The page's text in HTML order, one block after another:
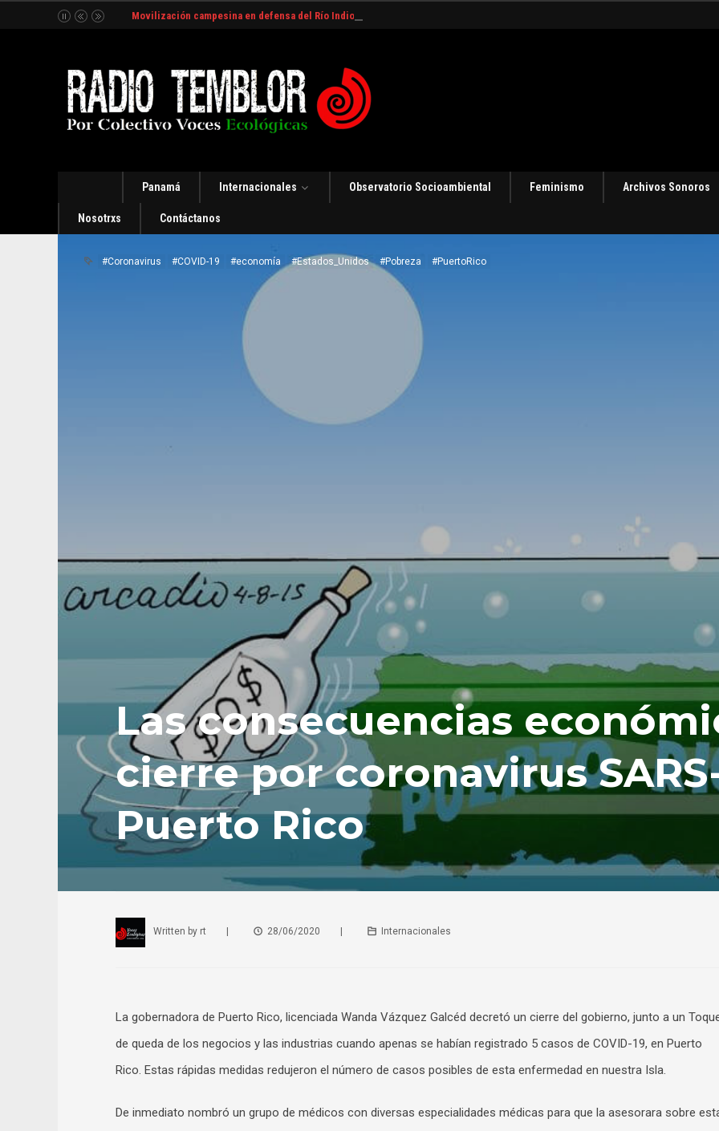
Movilización campesina en defensa del Río Indio en Panamá [Audio]
Panamá Internacionales Observatorio Socioambiental Feminismo Archivos Sonoros
Nosotrxs Contáctanos
#Coronavirus #COVID-19 #economía #Estados_Unidos #Pobreza #PuertoRico
Las consecuencias
cierre por coronavirus
Puerto Rico
Written by rt 28/06/2020 Internacionales
La gobernadora de Puerto Rico, licenciada Wanda Vázquez Galcéd decretó un cierre del gobierno, junto a un
de queda de los negocios y las industrias cuando apenas se habían registrado 5 casos de COVID-19, en Puerto
Rico. Estas rápidas medidas redujeron el número de casos posibles de esta enfermedad en nuestra Isla.
De inmediato nombró un grupo de médicos con diversas especialidades médicas para que la asesorara sobre